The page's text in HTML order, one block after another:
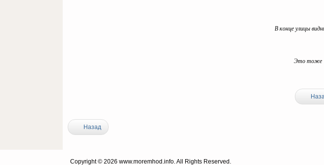
В конце улицы
Это тоже
Назад
Copyright © 2026 www.moremhod.info. All Rights Reserved.